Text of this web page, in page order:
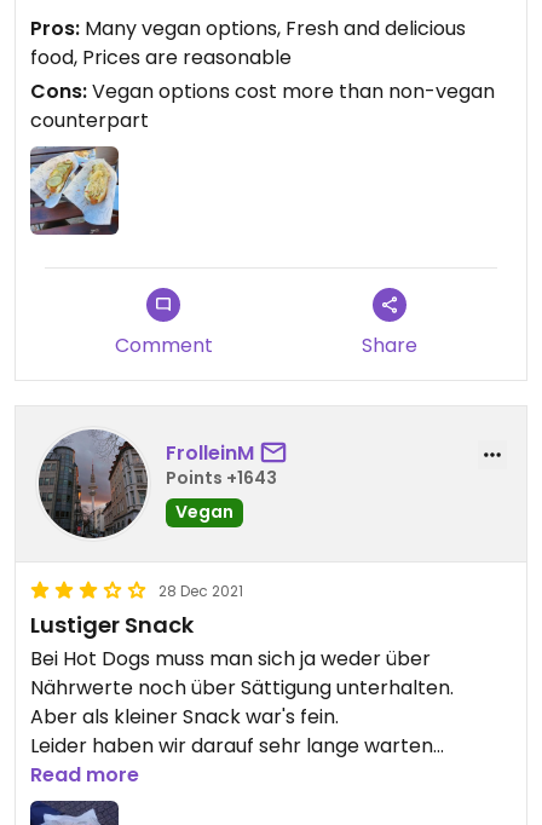
recommend it if you like mustard. For me it was a
bit too much mustard.
It's just a bit meh that you have to pay extra if you
wanna have a vegan hot dog. 80ct is it. Otherwise
the price is completely fine imo.
Pros: Many vegan options, Fresh and delicious
food, Prices are reasonable
Cons:Vegan options cost more than non-vegan
counterpart
Comment Share
FrolleinM
Points +1643
Vegan
28 Dec 2021
Lustiger Snack
Bei Hot Dogs muss man sich ja weder über
Nährwerte noch über Sättigung unterhalten.
Aber als kleiner Snack war's fein.
Leider haben wir darauf sehr lange warten
müssen.
Read more